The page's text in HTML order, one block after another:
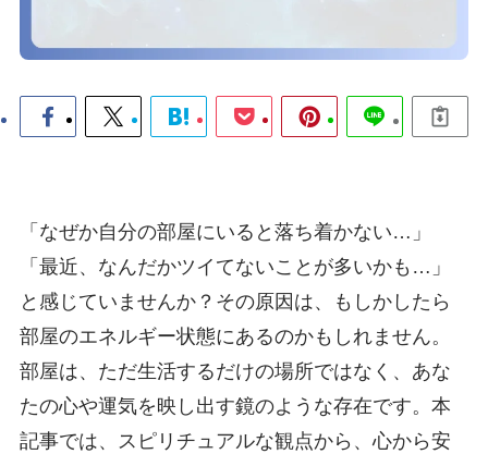
「なぜか自分の部屋にいると落ち着かない…」
「最近、なんだかツイてないことが多いかも…」
と感じていませんか？その原因は、もしかしたら
部屋のエネルギー状態にあるのかもしれません。
部屋は、ただ生活するだけの場所ではなく、あな
たの心や運気を映し出す鏡のような存在です。本
記事では、スピリチュアルな観点から、心から安